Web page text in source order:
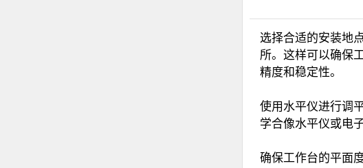
选择合适的安装地
所。这样可以确保
精度和稳定性‌。
使用水平仪进行调
学合像水平仪或电
确保工作台的平面